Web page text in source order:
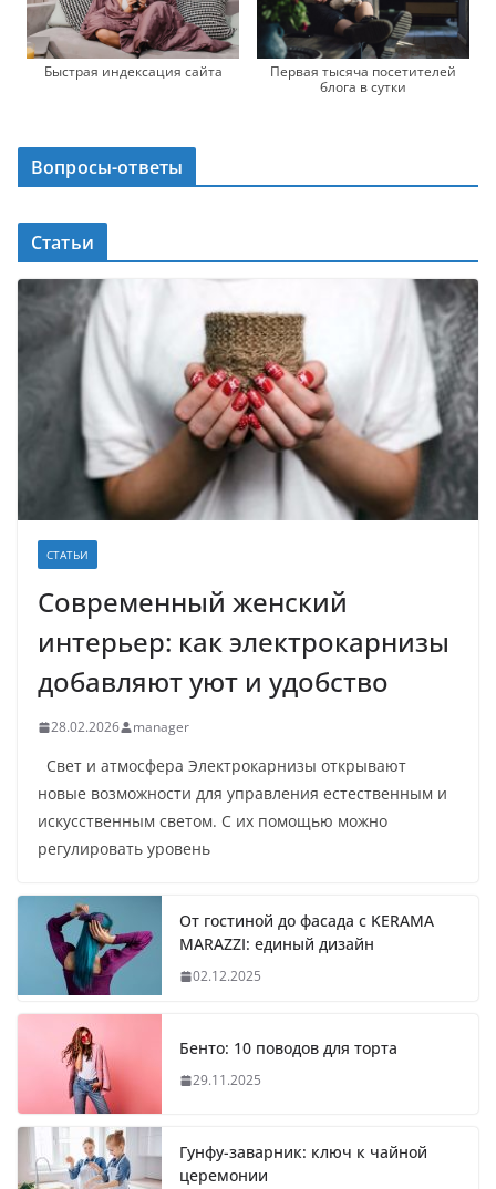
Быстрая индексация сайта
Первая тысяча посетителей
блога в сутки
Вопросы-ответы
Статьи
СТАТЬИ
Современный женский
интерьер: как электрокарнизы
добавляют уют и удобство
28.02.2026 manager
Свет и атмосфера Электрокарнизы открывают
новые возможности для управления естественным и
искусственным светом. С их помощью можно
регулировать уровень
От гостиной до фасада с KERAMA
MARAZZI: единый дизайн
02.12.2025
Бенто: 10 поводов для торта
29.11.2025
Гунфу-заварник: ключ к чайной
церемонии